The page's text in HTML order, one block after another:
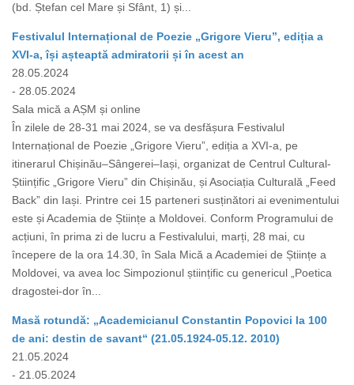
(bd. Ștefan cel Mare și Sfânt, 1) și...
Festivalul Internațional de Poezie „Grigore Vieru”, ediția a
XVI-a, își așteaptă admiratorii și în acest an
28.05.2024
- 28.05.2024
Sala mică a AȘM și online
În zilele de 28-31 mai 2024, se va desfășura Festivalul
Internațional de Poezie „Grigore Vieru”, ediția a XVI-a, pe
itinerarul Chișinău–Sângerei–Iași, organizat de Centrul Cultural-
Științific „Grigore Vieru” din Chișinău, și Asociația Culturală „Feed
Back” din Iași. Printre cei 15 parteneri susținători ai evenimentului
este și Academia de Științe a Moldovei. Conform Programului de
acțiuni, în prima zi de lucru a Festivalului, marți, 28 mai, cu
începere de la ora 14.30, în Sala Mică a Academiei de Științe a
Moldovei, va avea loc Simpozionul științific cu genericul „Poetica
dragostei-dor în...
Masă rotundă: „Academicianul Constantin Popovici la 100
de ani: destin de savant“ (21.05.1924-05.12. 2010)
21.05.2024
- 21.05.2024